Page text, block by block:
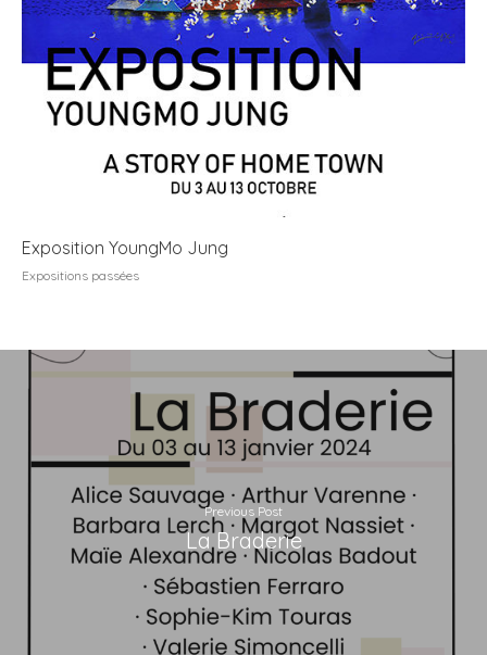
Exposition YoungMo Jung
Expositions passées
Previous Post
La Braderie